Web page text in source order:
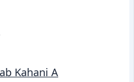
Kahani A